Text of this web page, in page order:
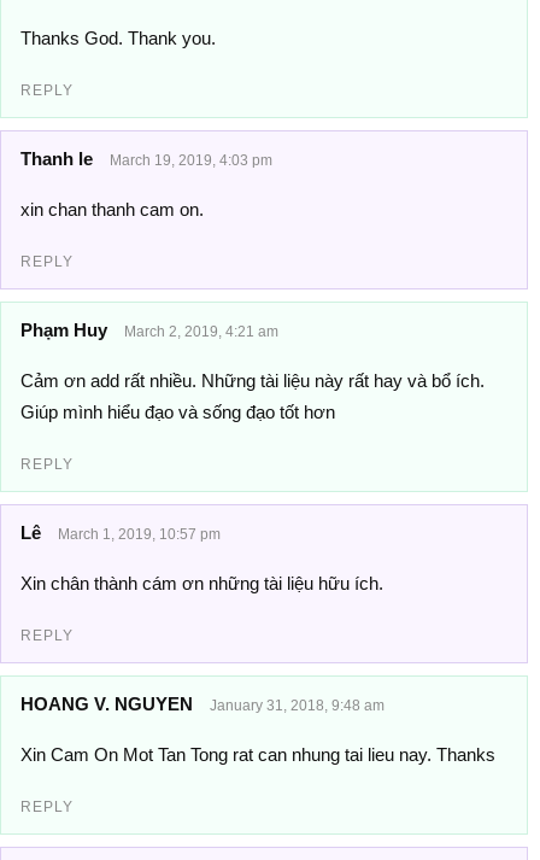
Thanks God. Thank you.
REPLY
Thanh le March 19, 2019, 4:03 pm
xin chan thanh cam on.
REPLY
Phạm Huy March 2, 2019, 4:21 am
Cảm ơn add rất nhiều. Những tài liệu này rất hay và bổ ích.
Giúp mình hiểu đạo và sống đạo tốt hơn
REPLY
Lê March 1, 2019, 10:57 pm
Xin chân thành cám ơn những tài liệu hữu ích.
REPLY
HOANG V. NGUYEN January 31, 2018, 9:48 am
Xin Cam On Mot Tan Tong rat can nhung tai lieu nay. Thanks
REPLY